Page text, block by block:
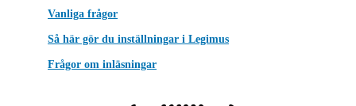
Vanliga frågor
Så här gör du inställningar i Legimus
Frågor om inläsningar